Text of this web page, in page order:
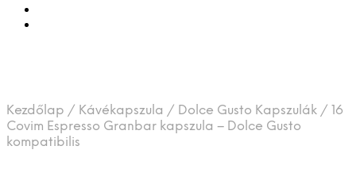
Kezdőlap / Kávékapszula / Dolce Gusto Kapszulák / 16
Covim Espresso Granbar kapszula – Dolce Gusto
kompatibilis